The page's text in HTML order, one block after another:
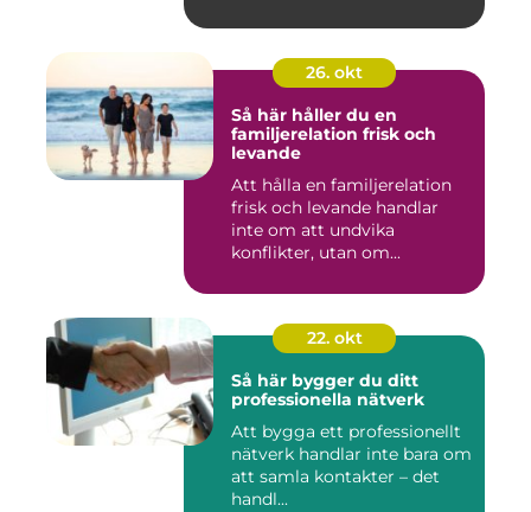
26. okt
Så här håller du en
familjerelation frisk och
levande
Att hålla en familjerelation
frisk och levande handlar
inte om att undvika
konflikter, utan om...
22. okt
Så här bygger du ditt
professionella nätverk
Att bygga ett professionellt
nätverk handlar inte bara om
att samla kontakter – det
handl...